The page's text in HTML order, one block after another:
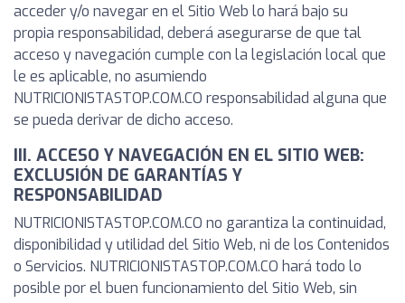
acceder y/o navegar en el Sitio Web lo hará bajo su
propia responsabilidad, deberá asegurarse de que tal
acceso y navegación cumple con la legislación local que
le es aplicable, no asumiendo
NUTRICIONISTASTOP.COM.CO responsabilidad alguna que
se pueda derivar de dicho acceso.
III. ACCESO Y NAVEGACIÓN EN EL SITIO WEB:
EXCLUSIÓN DE GARANTÍAS Y
RESPONSABILIDAD
NUTRICIONISTASTOP.COM.CO no garantiza la continuidad,
disponibilidad y utilidad del Sitio Web, ni de los Contenidos
o Servicios. NUTRICIONISTASTOP.COM.CO hará todo lo
posible por el buen funcionamiento del Sitio Web, sin